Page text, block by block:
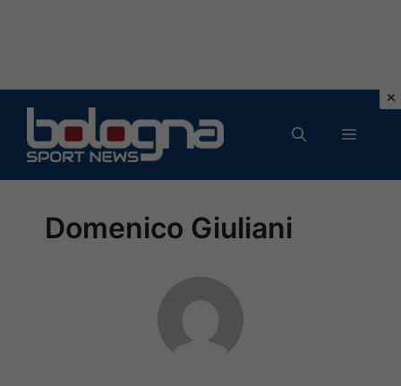
contenuto
MENU
Domenico Giuliani